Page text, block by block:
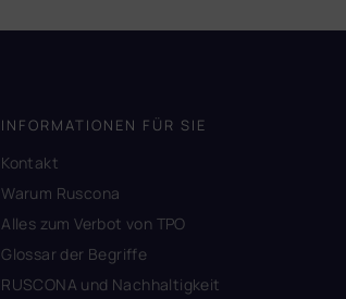
INFORMATIONEN FÜR SIE
Kontakt
Warum Ruscona
Alles zum Verbot von TPO
Glossar der Begriffe
RUSCONA und Nachhaltigkeit